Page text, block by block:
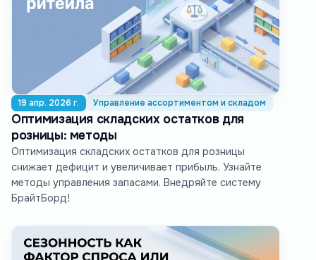
19 апр. 2026 г. Управление ассортиментом и складом
Оптимизация складских остатков для
розницы: методы
Оптимизация складских остатков для розницы
снижает дефицит и увеличивает прибыль. Узнайте
методы управления запасами. Внедряйте систему
БрайтБорд!